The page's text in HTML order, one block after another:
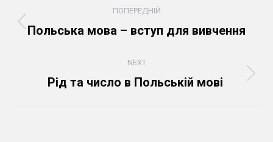
navigation
ПОПЕРЕДНІЙ
Попередній
Польська мова – вступ для вивчення
NEXT
Next
Рід та число в Польській мові